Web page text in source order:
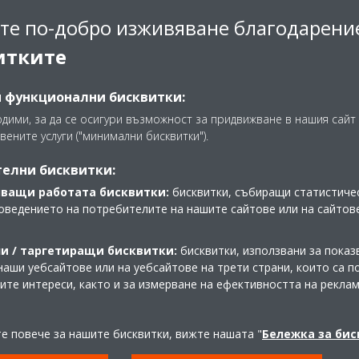
е от решаващо значение
и поддръжка са изключително важни, така че си струва да
предлага със следпродажбено сервизно обслужване. За да
създаде платформата Stand By Me. Когато климатикът
а по-добра и по-бърза поддръжка от сертифициран
когато е време за профилактика.
по-добро изживяване
функционални бисквитки:
за да се осигури възможност за придвижване в нашия сайт
услуги ("минимални бисквитки").
бисквитки:
работата бисквитки: бисквитки, събиращи
на потребителите на нашите сайтове или на
/ таргетиращи бисквитки: бисквитки, използвани за
уебсайтове или на уебсайтове на трети страни, които са
интереси, както и за измерване на ефективността на
повече за нашите бисквитки, вижте нашата "Бележка за